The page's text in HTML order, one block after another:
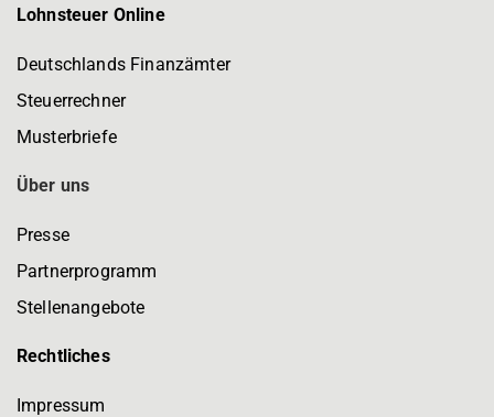
Lohnsteuer Online
Deutschlands Finanzämter
Steuerrechner
Musterbriefe
Über uns
Presse
Partnerprogramm
Stellenangebote
Rechtliches
Impressum